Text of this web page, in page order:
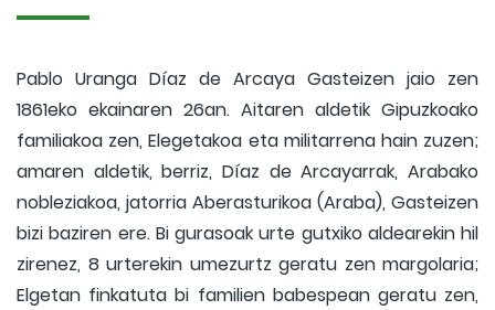
Pablo Uranga Díaz de Arcaya Gasteizen jaio zen
1861eko ekainaren 26an. Aitaren aldetik Gipuzkoako
familiakoa zen, Elegetakoa eta militarrena hain zuzen;
amaren aldetik, berriz, Díaz de Arcayarrak, Arabako
nobleziakoa, jatorria Aberasturikoa (Araba), Gasteizen
bizi baziren ere. Bi gurasoak urte gutxiko aldearekin hil
zirenez, 8 urterekin umezurtz geratu zen margolaria;
Elgetan finkatuta bi familien babespean geratu zen,